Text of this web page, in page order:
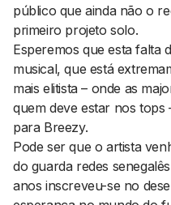
público que ainda não o
primeiro projeto solo.
Esperemos que esta falta
musical, que está
mais elitista – onde as
quem deve estar nos tops
para Breezy.
Pode ser que o artista
do guarda redes
anos inscreveu-se no